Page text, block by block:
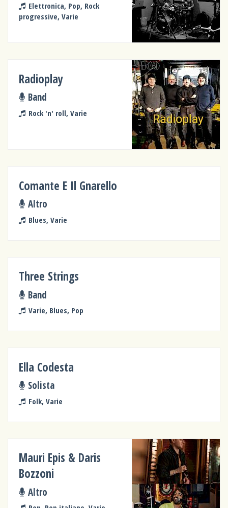
Elettronica, Pop, Rock
progressive, Varie
Radioplay
Band
Rock 'n' roll, Varie
Comante E Il Gnarello
Altro
Blues, Varie
Three Strings
Band
Varie, Blues, Pop
Ella Codesta
Solista
Folk, Varie
Mauri Epis & Daris
Bozzoni
Altro